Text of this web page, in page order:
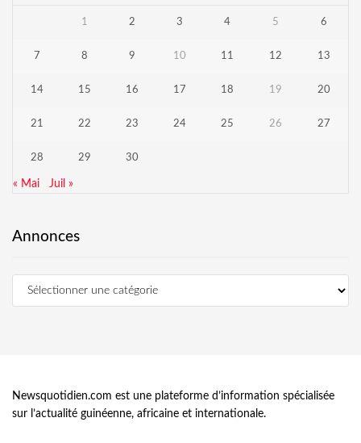
1 2 3 4 5 6
7 8 9 10 11 12 13
14 15 16 17 18 19 20
21 22 23 24 25 26 27
28 29 30
« Mai Juil »
Annonces
Newsquotidien.com est une plateforme d’information spécialisée
sur l’actualité guinéenne, africaine et internationale.